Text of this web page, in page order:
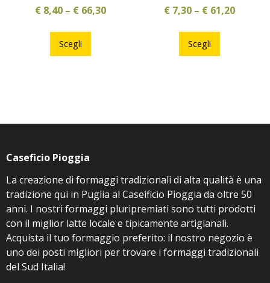
€ 8,40 – € 66,30
Scegli
Questo
ha
pagina
del
prodotto
€ 7,30 – € 61,20
Scegli
Questo
ha
nella
pagina
prodotto
Caseficio Pioggia
La creazione di formaggi tradizionali di alta qualità è una
tradizione qui in Puglia al Caseificio Pioggia da oltre 50
anni. I nostri formaggi pluripremiati sono tutti prodotti
con il miglior latte locale e tipicamente artigianali.
Acquista il tuo formaggio preferito: il nostro negozio è
uno dei posti migliori per trovare i formaggi tradizionali
del Sud Italia!